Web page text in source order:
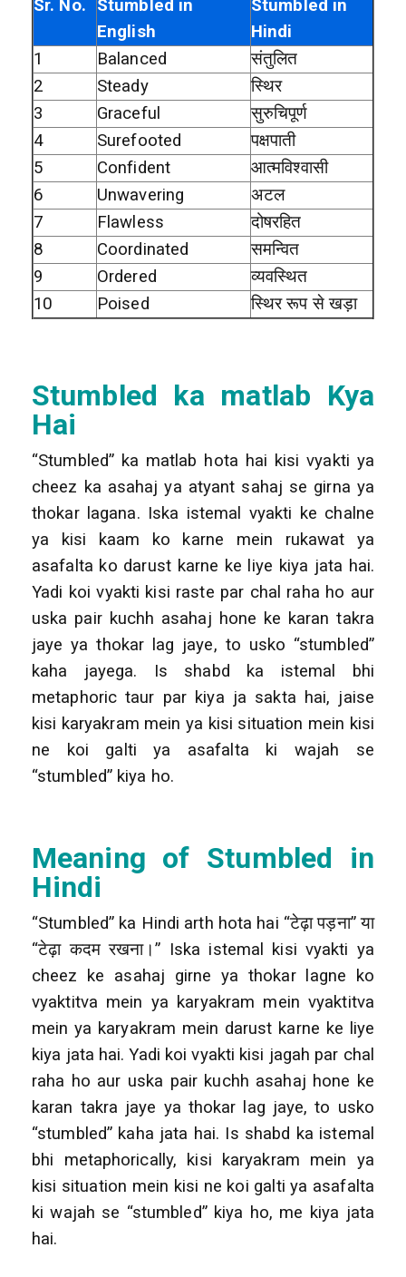
Sr. No.
Stumbled in
English
Stumbled in
Hindi
1
Balanced
संतुलित
2
Steady
स्थिर
3
Graceful
सुरुचिपूर्ण
4
Surefooted
पक्षपाती
5
Confident
आत्मविश्वासी
6
Unwavering
अटल
7
Flawless
दोषरहित
8
Coordinated
समन्वित
9
Ordered
व्यवस्थित
10
Poised स्थिर रूप से खड़ा
Stumbled ka matlab Kya
Hai
“Stumbled” ka matlab hota hai kisi vyakti ya
cheez ka asahaj ya atyant sahaj se girna ya
thokar lagana. Iska istemal vyakti ke chalne
ya kisi kaam ko karne mein rukawat ya
asafalta ko darust karne ke liye kiya jata hai.
Yadi koi vyakti kisi raste par chal raha ho aur
uska pair kuchh asahaj hone ke karan takra
jaye ya thokar lag jaye, to usko “stumbled”
kaha jayega. Is shabd ka istemal bhi
metaphoric taur par kiya ja sakta hai, jaise
kisi karyakram mein ya kisi situation mein kisi
ne koi galti ya asafalta ki wajah se
“stumbled” kiya ho.
Meaning of Stumbled in
Hindi
“Stumbled” ka Hindi arth hota hai “टेढ़ा पड़ना” या
“टेढ़ा कदम रखना।” Iska istemal kisi vyakti ya
cheez ke asahaj girne ya thokar lagne ko
vyaktitva mein ya karyakram mein vyaktitva
mein ya karyakram mein darust karne ke liye
kiya jata hai. Yadi koi vyakti kisi jagah par chal
raha ho aur uska pair kuchh asahaj hone ke
karan takra jaye ya thokar lag jaye, to usko
“stumbled” kaha jata hai. Is shabd ka istemal
bhi metaphorically, kisi karyakram mein ya
kisi situation mein kisi ne koi galti ya asafalta
ki wajah se “stumbled” kiya ho, me kiya jata
hai.